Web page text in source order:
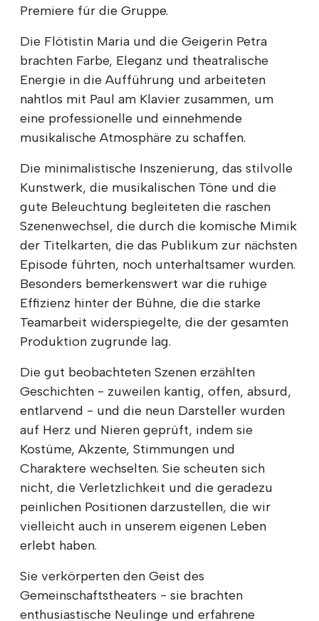
Premiere für die Gruppe.
Die Flötistin Maria und die Geigerin Petra
brachten Farbe, Eleganz und theatralische
Energie in die Aufführung und arbeiteten
nahtlos mit Paul am Klavier zusammen, um
eine professionelle und einnehmende
musikalische Atmosphäre zu schaffen.
Die minimalistische Inszenierung, das stilvolle
Kunstwerk, die musikalischen Töne und die
gute Beleuchtung begleiteten die raschen
Szenenwechsel, die durch die komische Mimik
der Titelkarten, die das Publikum zur nächsten
Episode führten, noch unterhaltsamer wurden.
Besonders bemerkenswert war die ruhige
Effizienz hinter der Bühne, die die starke
Teamarbeit widerspiegelte, die der gesamten
Produktion zugrunde lag.
Die gut beobachteten Szenen erzählten
Geschichten - zuweilen kantig, offen, absurd,
entlarvend - und die neun Darsteller wurden
auf Herz und Nieren geprüft, indem sie
Kostüme, Akzente, Stimmungen und
Charaktere wechselten. Sie scheuten sich
nicht, die Verletzlichkeit und die geradezu
peinlichen Positionen darzustellen, die wir
vielleicht auch in unserem eigenen Leben
erlebt haben.
Sie verkörperten den Geist des
Gemeinschaftstheaters - sie brachten
enthusiastische Neulinge und erfahrene